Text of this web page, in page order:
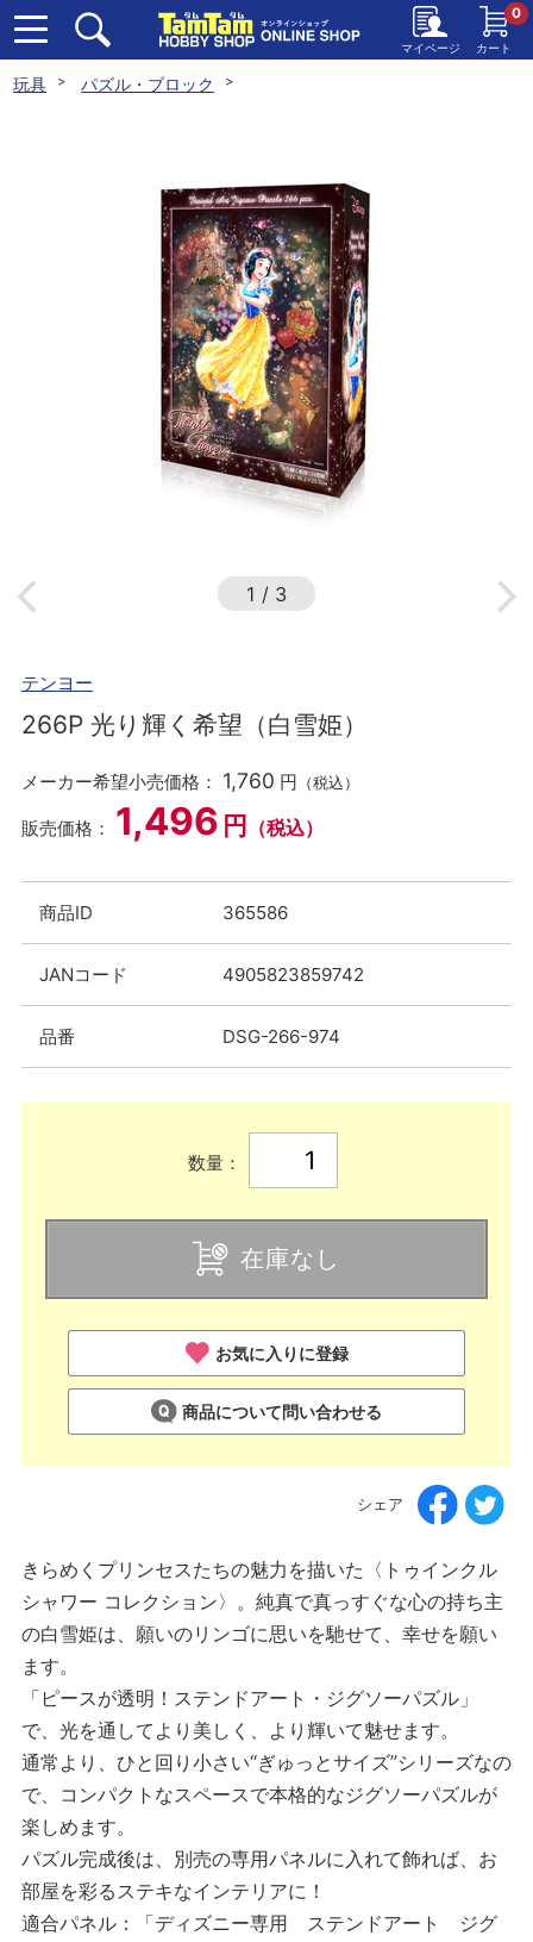
マイページ カート
0
玩具 パズル・ブロック
1 / 3
テンヨー
266P 光り輝く希望（白雪姫）
メーカー希望小売価格： 1,760 円 （税込）
販売価格： 1,496 円 （税込）
商品ID 365586
JANコード 4905823859742
品番 DSG-266-974
数量：
在庫なし
お気に入りに登録
商品について問い合わせる
シェア
きらめくプリンセスたちの魅力を描いた〈トゥインクル
シャワー コレクション〉。純真で真っすぐな心の持ち主
の白雪姫は、願いのリンゴに思いを馳せて、幸せを願い
ます。
「ピースが透明！ステンドアート・ジグソーパズル」
で、光を通してより美しく、より輝いて魅せます。
通常より、ひと回り小さい“ぎゅっとサイズ”シリーズなの
で、コンパクトなスペースで本格的なジグソーパズルが
楽しめます。
パズル完成後は、別売の専用パネルに入れて飾れば、お
部屋を彩るステキなインテリアに！
適合パネル：「ディズニー専用 ステンドアート ジグ